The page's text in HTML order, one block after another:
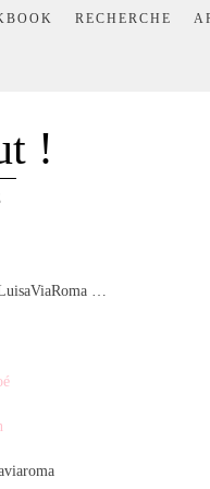
RECHERCHE
!
…